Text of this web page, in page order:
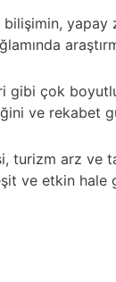
yapay
gibi çok
ve rekabet
turizm arz ve
ve etkin hale